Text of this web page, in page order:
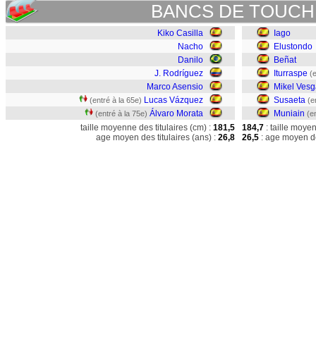
BANCS DE
Kiko Casilla
Nacho
Danilo
J. Rodríguez
Marco Asensio
(entré à la 65e) Lucas Vázquez
(entré à la 75e) Álvaro Morata
Iago
Elustondo
Beñat
Iturraspe
Mikel
Susaeta
Muniain
taille moyenne des titulaires (cm) : 181,5
age moyen des titulaires (ans) : 26,8
184,7 : taille
26,5 : age moyen